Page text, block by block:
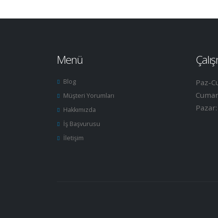
Menü
Blog
Müşteri Yorumları
Hakkımızda
İş Başvurusu
İletişim
Paz-
Pazar: